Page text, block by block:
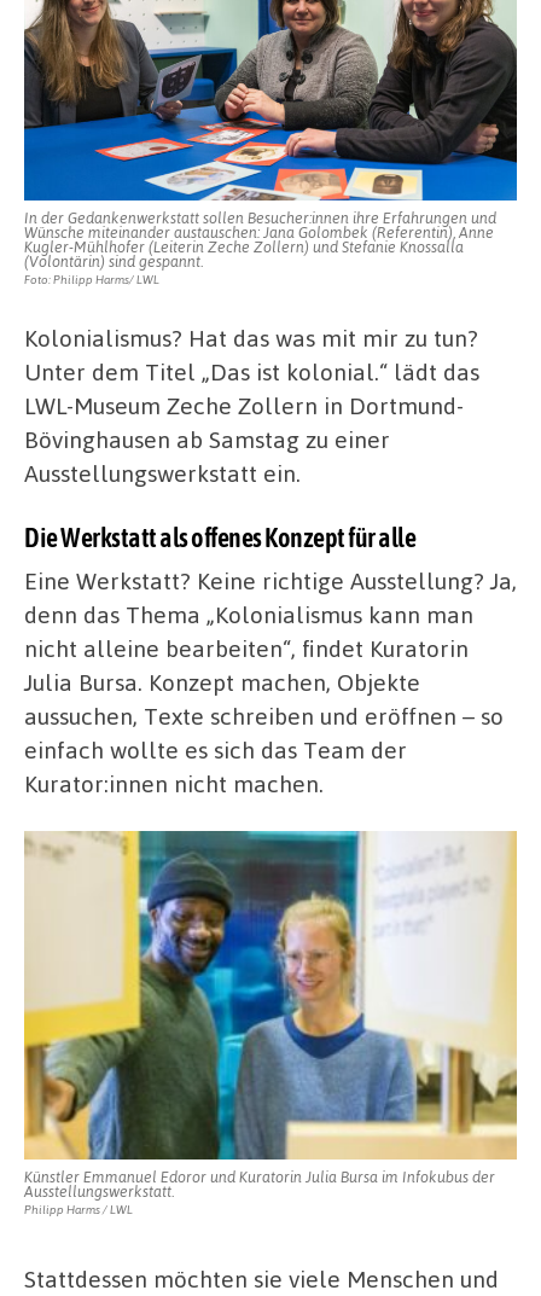
Zeche
Zollern
der
Spurensuche
In der Gedankenwerkstatt sollen Besucher:innen ihre Erfahrungen und
Wünsche miteinander austauschen: Jana Golombek (Referentin), Anne
Kugler-Mühlhofer (Leiterin Zeche Zollern) und Stefanie Knossalla
(Volontärin) sind gespannt.
Foto: Philipp Harms/ LWL
Kolonialismus? Hat das was mit mir zu tun?
Unter dem Titel „Das ist kolonial.“ lädt das
LWL-Museum Zeche Zollern in Dortmund-
Bövinghausen ab Samstag zu einer
Ausstellungswerkstatt ein.
Die Werkstatt als offenes Konzept für alle
Eine Werkstatt? Keine richtige Ausstellung? Ja,
denn das Thema „Kolonialismus kann man
nicht alleine bearbeiten“, findet Kuratorin
Julia Bursa. Konzept machen, Objekte
aussuchen, Texte schreiben und eröffnen – so
einfach wollte es sich das Team der
Kurator:innen nicht machen.
Künstler Emmanuel Edoror und Kuratorin Julia Bursa im Infokubus der
Ausstellungswerkstatt.
Philipp Harms / LWL
Stattdessen möchten sie viele Menschen und